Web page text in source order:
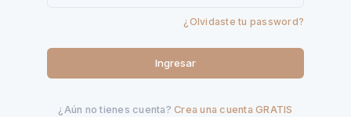
¿Olvidaste tu password?
Ingresar
¿Aún no tienes cuenta?Crea una cuenta GRATIS